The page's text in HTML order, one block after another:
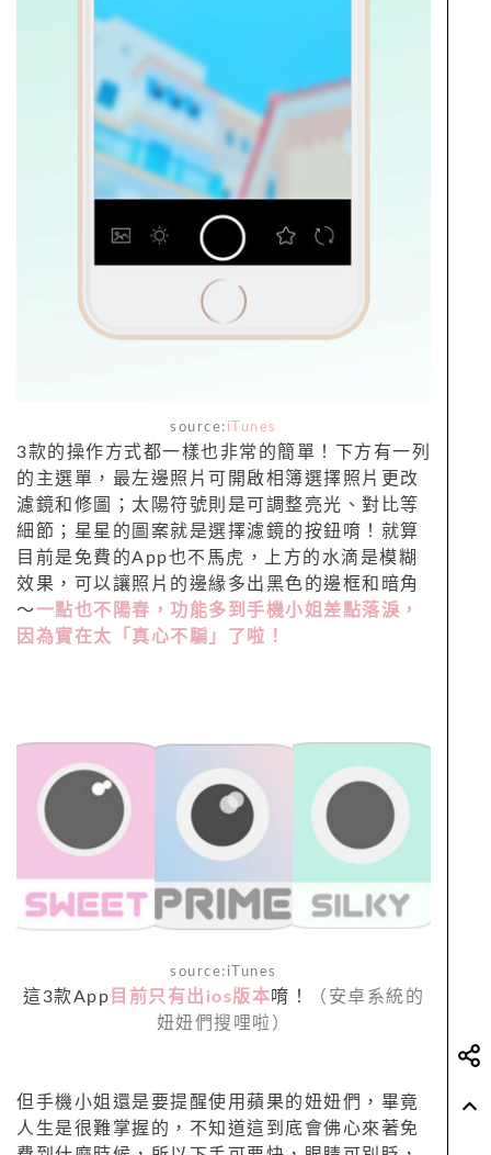
source: iTunes
3款的操作方式都一樣也非常的簡單！下方有一列
的主選單，最左邊照片可開啟相簿選擇照片更改
濾鏡和修圖；太陽符號則是可調整亮光、對比等
細節；星星的圖案就是選擇濾鏡的按鈕唷！就算
目前是免費的App也不馬虎，上方的水滴是模糊
效果，可以讓照片的邊緣多出黑色的邊框和暗角
～一點也不陽春，功能多到手機小姐差點落淚，
因為實在太「真心不騙」了啦！
source:iTunes
這3款App 目前只有出ios版本唷！
（安卓系統的
妞妞們搜哩啦）
但手機小姐還是要提醒使用蘋果的妞妞們，畢竟
人生是很難掌握的，不知道這到底會佛心來著免